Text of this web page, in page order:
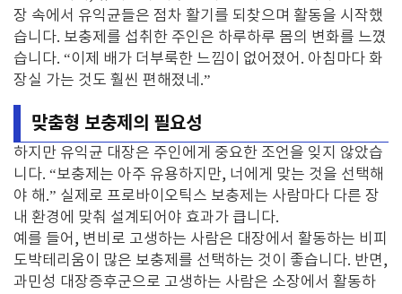
장 속에서 유익균들은 점차 활기를 되찾으며 활동을 시작했
습니다. 보충제를 섭취한 주인은 하루하루 몸의 변화를 느꼈
습니다. “이제 배가 더부룩한 느낌이 없어졌어. 아침마다 화
장실 가는 것도 훨씬 편해졌네.”
맞춤형 보충제의 필요성
하지만 유익균 대장은 주인에게 중요한 조언을 잊지 않았습
니다. “보충제는 아주 유용하지만, 너에게 맞는 것을 선택해
야 해.” 실제로 프로바이오틱스 보충제는 사람마다 다른 장
내 환경에 맞춰 설계되어야 효과가 큽니다.
예를 들어, 변비로 고생하는 사람은 대장에서 활동하는 비피
도박테리움이 많은 보충제를 선택하는 것이 좋습니다. 반면,
과민성 대장증후군으로 고생하는 사람은 소장에서 활동하